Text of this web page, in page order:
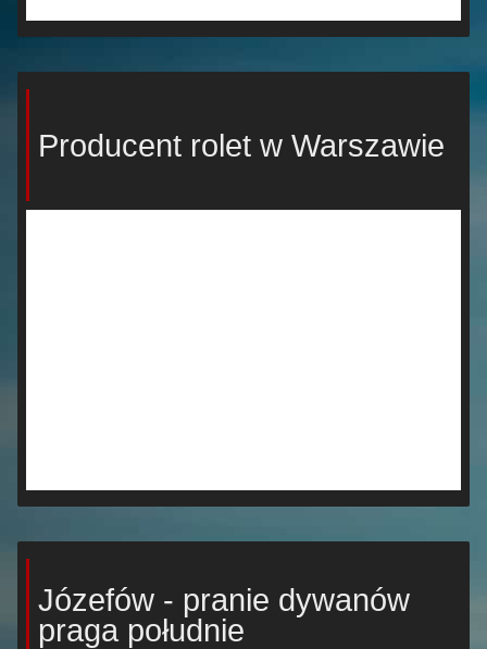
Producent rolet w Warszawie
Józefów - pranie dywanów
praga południe